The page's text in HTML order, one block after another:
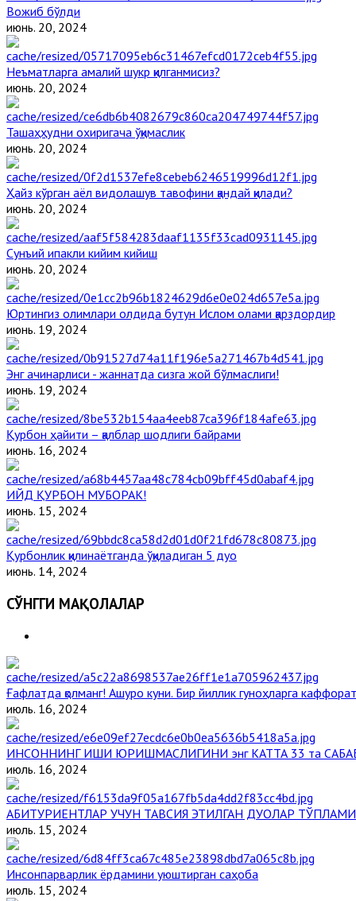
Вожиб бўлди
июнь. 20, 2024
Неъматларга амалий шукр қилганмисиз?
июнь. 20, 2024
Ташаҳҳудни охиригача ўқимаслик
июнь. 20, 2024
Ҳайз кўрган аёл видолашув тавофини қандай қилади?
июнь. 20, 2024
Сунъий ипакли кийим кийиш
июнь. 20, 2024
Юртингиз олимлари олдида бутун Ислом олами қарздордир
июнь. 19, 2024
Энг ачинарлиси - жаннатда сизга жой бўлмаслиги!
июнь. 19, 2024
Қурбон ҳайити – қалблар шодлиги байрами
июнь. 16, 2024
ИЙД ҚУРБОН МУБОРАК!
июнь. 15, 2024
Қурбонлик қилинаётганда ўқиладиган 5 дуо
июнь. 14, 2024
СЎНГГИ МАҚОЛАЛАР
Ғафлатда қолманг! Ашуро куни. Бир йиллик гуноҳларга
июль. 16, 2024
ИНСОННИНГ ИШИ ЮРИШМАСЛИГИНИ энг КАТТА 33 та
июль. 16, 2024
АБИТУРИЕНТЛАР УЧУН ТАВСИЯ ЭТИЛГАН ДУОЛАР ТЎПЛАМИ
июль. 15, 2024
Инсонпарварлик ёрдамини уюштирган саҳоба
июль. 15, 2024